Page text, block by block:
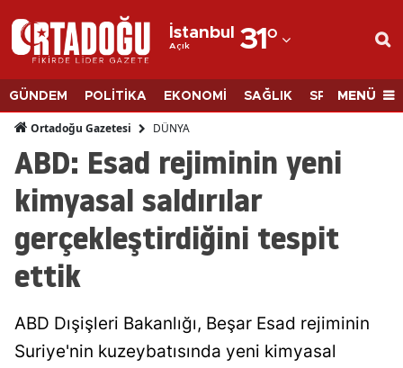
İstanbul
Açık 31°
Adana
Adıyaman
Afyonkarahisar
Ağrı
Amasya
Ankara
Aydın
GÜNDEM POLİTİKA EKONOMİ SAĞLIK SPORMENÜ
Ortadoğu Gazetesi DÜNYA
ABD: Esad rejiminin yeni
kimyasal saldırılar
gerçekleştirdiğini tespit
ettik
ABD Dışişleri Bakanlığı, Beşar Esad rejiminin
Suriye'nin kuzeybatısında yeni kimyasal